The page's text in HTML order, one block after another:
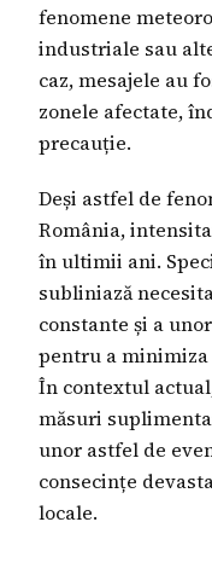
fenomene
industriale sau
caz, mesajele au
zonele afectate,
precauție.
Deși astfel de
România,
în ultimii ani.
subliniază
constante și a
pentru a
În contextul
măsuri
unor astfel de
consecințe
locale.